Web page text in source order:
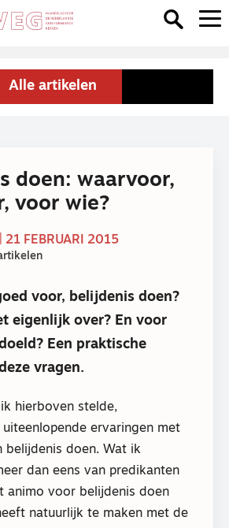
Alle artikelen
doen: waarvoor,
voor wie?
21 FEBRUARI 2015
voor, belijdenis doen?
eigenlijk over? En voor
Een praktische
vragen.
hierboven stelde,
ervaringen met
belijdenis doen. Wat ik
dan eens van predikanten
animo voor belijdenis doen
natuurlijk te maken met de